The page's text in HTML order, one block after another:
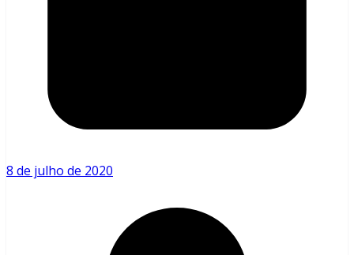
8 de julho de 2020